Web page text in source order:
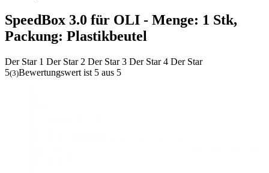
SpeedBox 3.0 für OLI - Menge: 1 Stk,
Packung: Plastikbeutel
Der Star 1 Der Star 2 Der Star 3 Der Star 4 Der Star
5(3)Bewertungswert ist 5 aus 5